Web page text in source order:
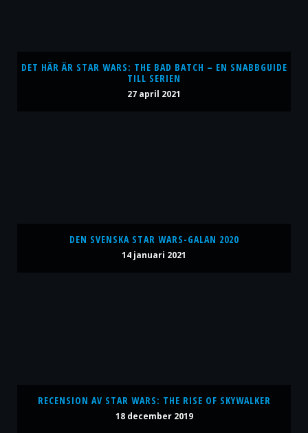
DET HÄR ÄR STAR WARS: THE BAD BATCH – EN SNABBGUIDE
TILL SERIEN
27 april 2021
DEN SVENSKA STAR WARS-GALAN 2020
14 januari 2021
RECENSION AV STAR WARS: THE RISE OF SKYWALKER
18 december 2019